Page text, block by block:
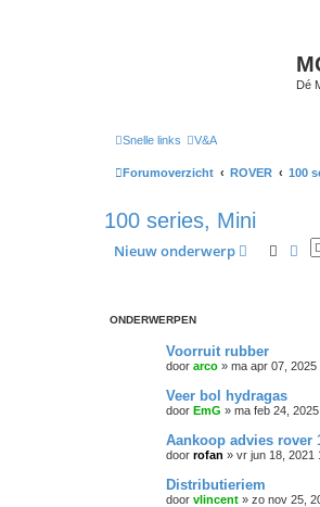
Dé
Snelle links V&A
Forumoverzicht ROVER 100
100 series, Mini
Nieuw onderwerp Zoek
ONDERWERPEN
Voorruit rubber
door arco » ma apr 07, 2025
Veer bol hydragas
door EmG » ma feb 24,
Aankoop advies rover
door rofan » vr jun 18, 2021
Distributieriem
door vlincent » zo nov 25,